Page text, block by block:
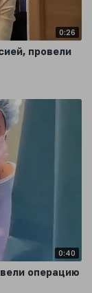
0:26
провели
0:40
операцию